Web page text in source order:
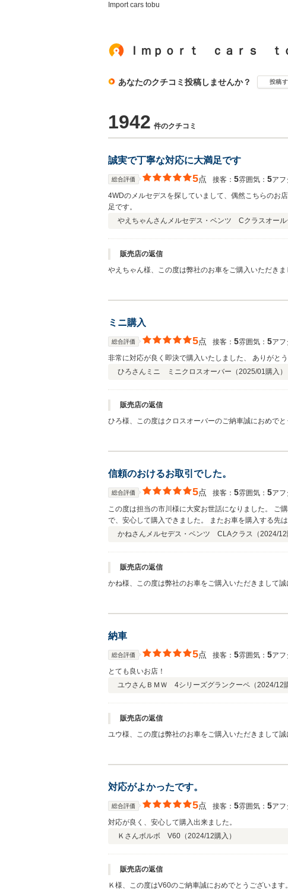
Import cars tobu
Ｉｍｐｏｒｔ ｃａｒｓ ｔ
あなたのクチコミ投稿しませんか？ 投稿
1942 件のクチコミ
誠実で丁寧な対応に大満足です
総合評価 5点 接客： 5雰囲気： 5アフ
4WDのメルセデスを探していまして、偶然こちらのお
足です。
やえちゃんさん メルセデス・ベンツ Cクラスオール
販売店の返信
やえちゃん様、この度は弊社のお車をご購入いただき
ミニ購入
総合評価 5点 接客： 5雰囲気： 5アフ
非常に対応が良く即決で購入いたしました、 ありがとう
ひろさん ミニ ミニクロスオーバー（2025/01購入）
販売店の返信
ひろ様、この度はクロスオーバーのご納車誠におめで
信頼のおけるお取引でした。
総合評価 5点 接客： 5雰囲気： 5アフ
この度は担当の市川様に大変お世話になりました。 ご
で、安心して購入できました。 またお車を購入する先
かねさん メルセデス・ベンツ CLAクラス（2024/12
販売店の返信
かね様、この度は弊社のお車をご購入いただきまして
納車
総合評価 5点 接客： 5雰囲気： 5アフ
とても良いお店！
ユウさん ＢＭＷ 4シリーズグランクーペ（2024/12
販売店の返信
ユウ様、この度は弊社のお車をご購入いただきまして
対応がよかったです。
総合評価 5点 接客： 5雰囲気： 5アフ
対応が良く、安心して購入出来ました。
Ｋさんボルボ V60（2024/12購入）
販売店の返信
Ｋ様、この度はV60のご納車誠におめでとうございま